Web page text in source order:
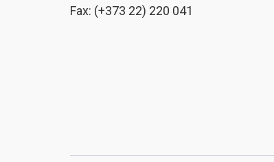
Fax: (+373 22) 220 041